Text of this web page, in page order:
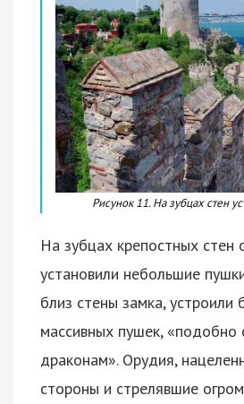
Рисунок 11. На зубцах стен
На зубцах крепостных стен
установили небольшие
близ стены замка, устроили
массивных пушек,
драконам». Орудия,
стороны и стрелявшие